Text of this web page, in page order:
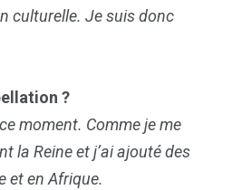
culturelle. Je suis donc
?
moment. Comme je me
la Reine et j’ai ajouté des
et en Afrique.